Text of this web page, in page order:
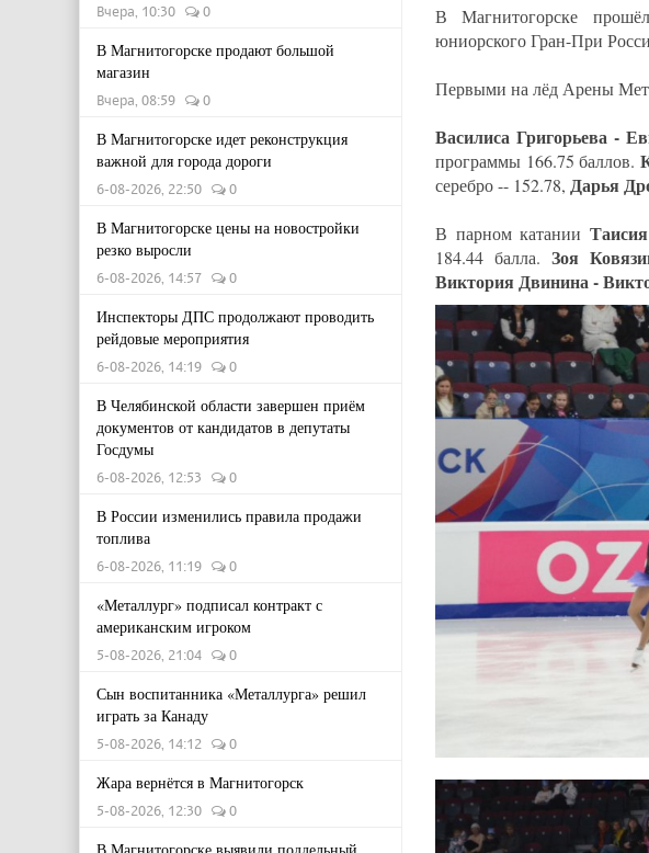
Вчера, 10:30 0
В Магнитогорске продают большой
магазин
Вчера, 08:59 0
В Магнитогорске идет реконструкция
важной для города дороги
6-08-2026, 22:50 0
В Магнитогорске цены на новостройки
резко выросли
6-08-2026, 14:57 0
Инспекторы ДПС продолжают проводить
рейдовые мероприятия
6-08-2026, 14:19 0
В Челябинской области завершен приём
документов от кандидатов в депутаты
Госдумы
6-08-2026, 12:53 0
В России изменились правила продажи
топлива
6-08-2026, 11:19 0
«Металлург» подписал контракт с
американским игроком
5-08-2026, 21:04 0
Сын воспитанника «Металлурга» решил
играть за Канаду
5-08-2026, 14:12 0
Жара вернётся в Магнитогорск
5-08-2026, 12:30 0
В Магнитогорске
юниорского Гран-При
Первыми на лёд Арены
Василиса Григорьева -
программы 166.75 баллов.
серебро -- 152.78, Дарья
В парном катании
184.44 балла. Зоя
Виктория Двинина -